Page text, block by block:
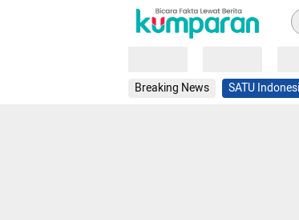
Breaking News SATU